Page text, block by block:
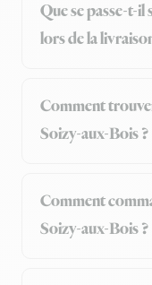
Que se passe-t-il
lors de la
Comment
Soizy-aux-Bois ?
Comment
Soizy-aux-Bois ?